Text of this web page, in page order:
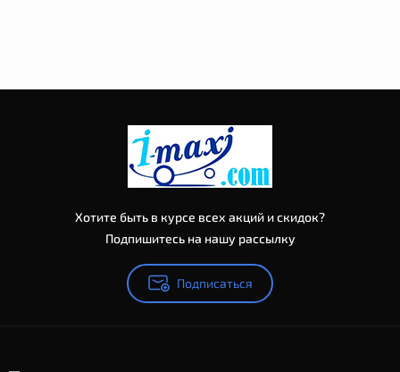
Хотите быть в курсе всех акций и скидок?
Подпишитесь на нашу рассылку
Подписаться